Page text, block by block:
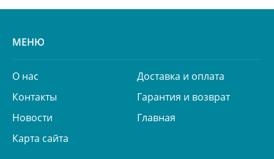
МЕНЮ
О нас
Доставка и оплата
Контакты
Гарантия и возврат
Новости
Главная
Карта сайта